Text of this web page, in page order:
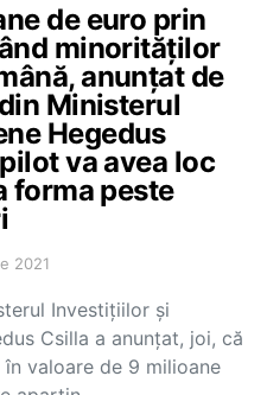
de euro prin
minorităților
anunțat de
Ministerul
Hegedus
va avea loc
forma peste
2021
Investiţiilor şi
Csilla a anunţat, joi, că
valoare de 9 milioane